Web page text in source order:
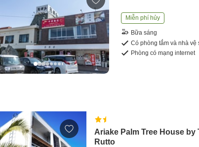
Miễn phí hủy
Bữa sáng
Có phòng tắm và nhà vệ
Phòng có mạng internet
Ariake Palm Tree House by
Rutto